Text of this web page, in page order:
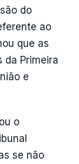
do
ao
que as
da Primeira
e
o
se não